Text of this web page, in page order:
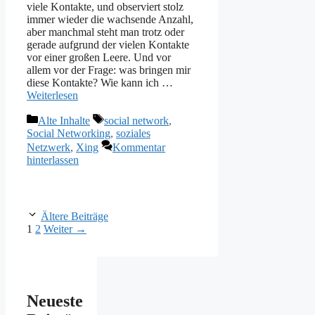
viele Kontakte, und observiert stolz
immer wieder die wachsende Anzahl,
aber manchmal steht man trotz oder
gerade aufgrund der vielen Kontakte
vor einer großen Leere. Und vor
allem vor der Frage: was bringen mir
diese Kontakte? Wie kann ich …
Weiterlesen
Kategorien
Alte Inhalte Schlagwörter
social network,
Social Networking, soziales
Netzwerk, Xing
Kommentar
hinterlassen
Ältere Beiträge
Seite
1 Seite
2 Weiter →
Neueste